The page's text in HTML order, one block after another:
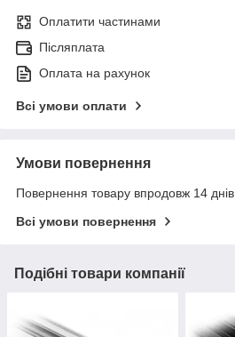
Оплатити частинами
Післяплата
Оплата на рахунок
Всі умови оплати
Умови повернення
Повернення товару впродовж 14
Всі умови повернення
Подібні товари компанії